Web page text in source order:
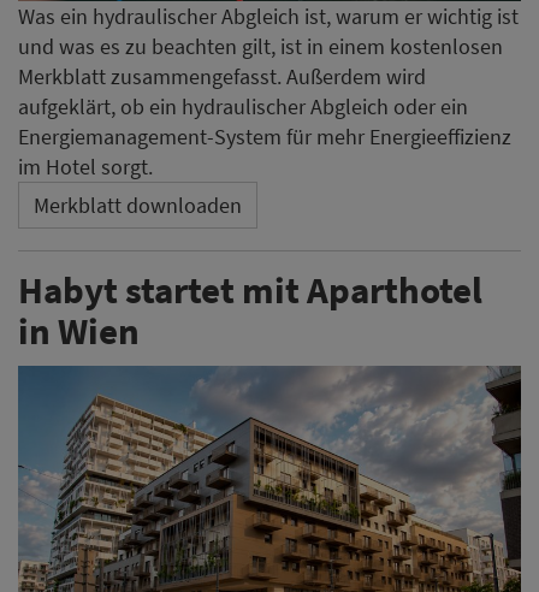
Was ein hydraulischer Abgleich ist, warum er wichtig ist
und was es zu beachten gilt, ist in einem kostenlosen
Merkblatt zusammengefasst. Außerdem wird
aufgeklärt, ob ein hydraulischer Abgleich oder ein
Energiemanagement-System für mehr Energieeffizienz
im Hotel sorgt.
Merkblatt downloaden
Habyt startet mit Aparthotel
in Wien